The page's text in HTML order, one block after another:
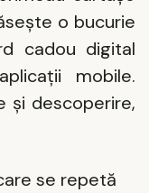
o bucurie
cadou digital
mobile.
și descoperire,
se repetă